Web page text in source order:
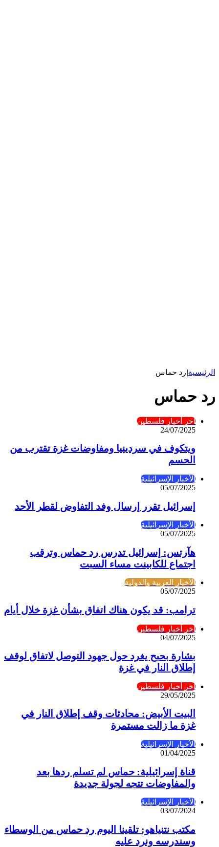
الرئيسية|رد حماس
رد حماس
آخر أخبار فلسطين
24/07/2025
ويتكوف في سردينيا ومفاوضات غزة تقترب من
الحسم
الأخبار الإسرائيلية
05/07/2025
إسرائيل تقرر إرسال وفد التفاوض لقطر الأحد
الأخبار الإسرائيلية
05/07/2025
هآرتس: إسرائيل تدرس رد حماس وترقب
اجتماع للكابينت مساء السبت
الأخبار العربية والدولية
05/07/2025
ترامب: قد يكون هناك اتفاق بشأن غزة خلال أيام
آخر أخبار فلسطين
04/07/2025
بشارة بحبح يغرد حول جهود التوصل لاتفاق لوقف
إطلاق النار في غزة
آخر أخبار فلسطين
29/05/2025
البيت الأبيض: محادثات وقف إطلاق النار في
غزة ما زالت مستمرة
الأخبار الإسرائيلية
01/04/2025
قناة إسرائيلية: حماس لم تسلم ردها بعد
والمفاوضات تتجه لجولة جديدة
الأخبار الإسرائيلية
03/07/2024
مكتب نتنياهو: تلقينا اليوم رد حماس من الوسطاء
وسندرسه ونرد عليه